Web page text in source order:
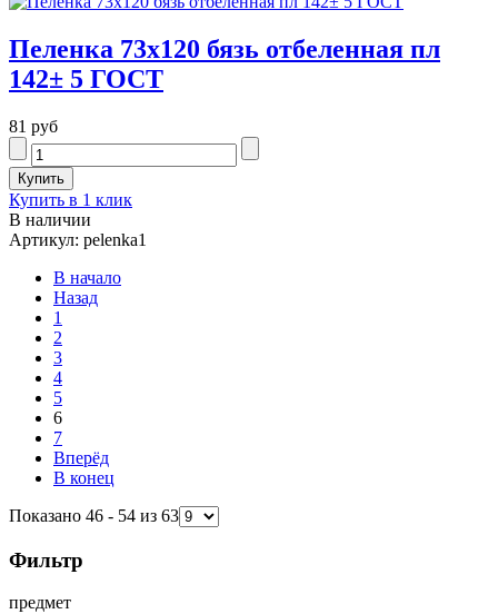
Пеленка 73х120 бязь отбеленная пл
142± 5 ГОСТ
81 руб
Купить в 1 клик
В наличии
Артикул: pelenka1
В начало
Назад
1
2
3
4
5
6
7
Вперёд
В конец
Показано 46 - 54 из 63
Фильтр
предмет